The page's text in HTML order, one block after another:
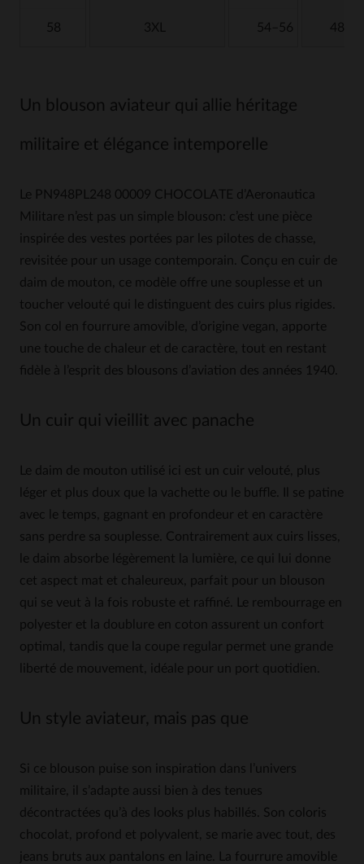
58 3XL 54–56 48
Un blouson aviateur qui allie héritage
militaire et élégance intemporelle
Le PN948PL248 00009 CHOCOLATE d’Aeronautica
Militare n’est pas un simple blouson: c’est une pièce
inspirée des vestes portées par les pilotes de chasse,
revisitée pour un usage contemporain. Conçu en cuir de
daim de mouton, ce modèle offre une souplesse et un
toucher velouté qui le distinguent des cuirs plus rigides.
Son col en fourrure amovible, d’origine vegan, apporte
une touche de chaleur et de caractère, tout en restant
fidèle à l’esprit des blousons d’aviation des années 1940.
Un cuir qui vieillit avec panache
Le daim de mouton utilisé ici est un cuir velouté, plus
léger et plus doux que la vachette ou le buffle. Il se patine
avec le temps, gagnant en profondeur et en caractère
sans perdre sa souplesse. Contrairement aux cuirs lisses,
le daim absorbe légèrement la lumière, ce qui lui donne
cet aspect mat et chaleureux, parfait pour un blouson
qui se veut à la fois robuste et raffiné. Le rembourrage en
polyester et la doublure en coton assurent un confort
optimal, tandis que la coupe regular permet une grande
liberté de mouvement, idéale pour un port quotidien.
Un style aviateur, mais pas que
Si ce blouson puise son inspiration dans l’univers
militaire, il s’adapte aussi bien à des tenues
décontractées qu’à des looks plus habillés. Son coloris
chocolat, profond et polyvalent, se marie avec tout, des
jeans bruts aux pantalons en laine. La fourrure amovible